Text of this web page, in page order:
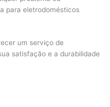
para eletrodomésticos
um serviço de
satisfação e a durabilidade